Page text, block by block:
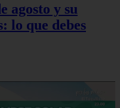
agosto y su
lo que debes